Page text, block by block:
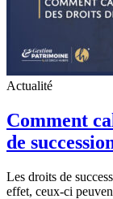
Actualité
Comment
de
Les droits de
effet, ceux-ci